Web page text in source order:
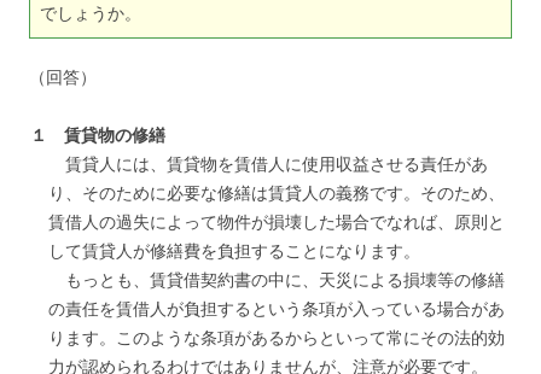
でしょうか。
（回答）
１ 賃貸物の修繕
賃貸人には、賃貸物を賃借人に使用収益させる責任があ
り、そのために必要な修繕は賃貸人の義務です。そのため、
賃借人の過失によって物件が損壊した場合でなれば、原則と
して賃貸人が修繕費を負担することになります。
もっとも、賃貸借契約書の中に、天災による損壊等の修繕
の責任を賃借人が負担するという条項が入っている場合があ
ります。このような条項があるからといって常にその法的効
力が認められるわけではありませんが、注意が必要です。